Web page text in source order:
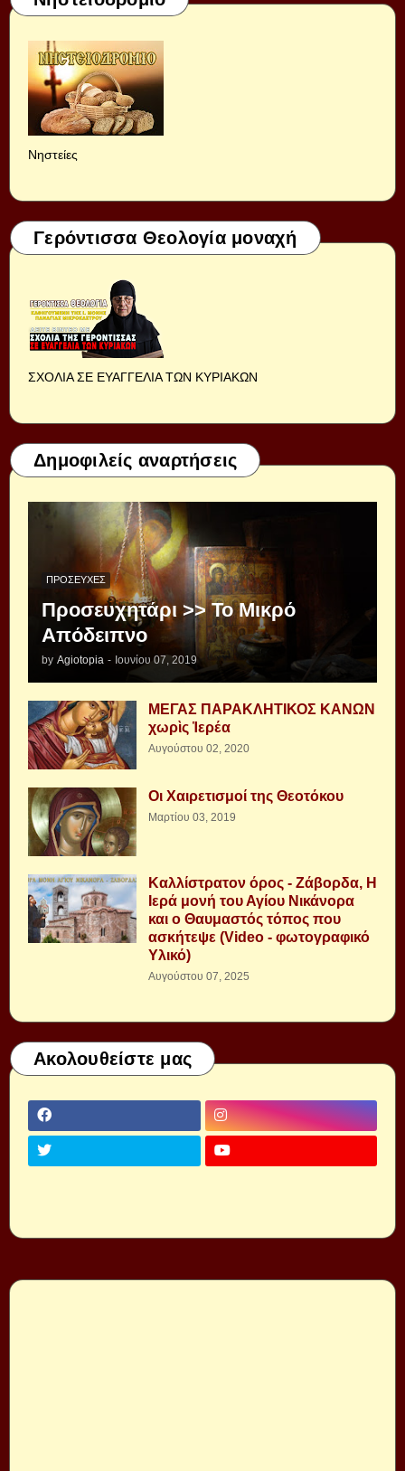
Νηστείες
Γερόντισσα Θεολογία μοναχή
ΣΧΟΛΙΑ ΣΕ ΕΥΑΓΓΕΛΙΑ ΤΩΝ ΚΥΡΙΑΚΩΝ
Δημοφιλείς αναρτήσεις
ΠΡΟΣΕΥΧΈΣ
Προσευχητάρι >> Το Μικρό
Απόδειπνο
by Agiotopia - Ιουνίου 07, 2019
ΜΕΓΑΣ ΠΑΡΑΚΛΗΤΙΚΟΣ ΚΑΝΩΝ
χωρὶς Ἱερέα
Αυγούστου 02, 2020
Οι Χαιρετισμοί της Θεοτόκου
Μαρτίου 03, 2019
Καλλίστρατον όρος - Ζάβορδα, Η
Ιερά μονή του Αγίου Νικάνορα
και ο Θαυμαστός τόπος που
ασκήτεψε (Video - φωτογραφικό
Υλικό)
Αυγούστου 07, 2025
Ακολουθείστε μας